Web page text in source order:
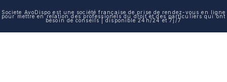
Societe AvoDispo est une société française de prise de rendez-vous en ligne
pour mettre en relation des professionels du droit et des particuliers qui ont
besoin de conseils | disponible 24h/24 et 7j/7